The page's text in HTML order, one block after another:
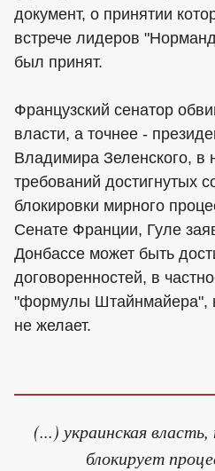
документ, о принятии
встрече лидеров
был принят.
Французский сенатор
власти, а точнее -
Владимира Зеленского, в
требований достигнутых
блокировки мирного
Сенате Франции, Гуле
Донбассе может быть
договоренностей, в
"формулы Штайнмайера",
не желает.
(...) украинская
блокирует